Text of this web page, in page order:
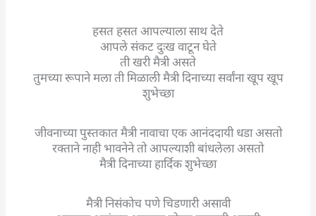
हसत हसत आपल्याला साथ देते
आपले संकट दुःख वाटून घेते
ती खरी मैत्री असते
तुमच्या रूपाने मला ती मिळाली मैत्री दिनाच्या सर्वांना खूप खूप
शुभेच्छा
जीवनाच्या पुस्तकात मैत्री नावाचा एक आनंददायी धडा असतो
रक्ताने नाही भावनेने तो आपल्याशी बांधलेला असतो
मैत्री दिनाच्या हार्दिक शुभेच्छा
मैत्री निसंकोच पणे चिडणारी असावी